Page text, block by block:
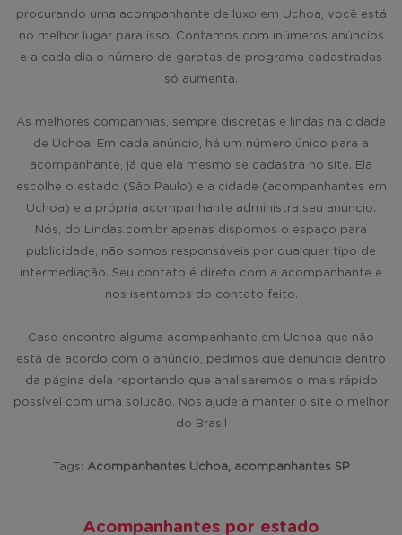
procurando uma acompanhante de luxo em Uchoa, você está
no melhor lugar para isso. Contamos com inúmeros anúncios
e a cada dia o número de garotas de programa cadastradas
só aumenta.
As melhores companhias, sempre discretas e lindas na cidade
de Uchoa. Em cada anúncio, há um número único para a
acompanhante, já que ela mesmo se cadastra no site. Ela
escolhe o estado (São Paulo) e a cidade (acompanhantes em
Uchoa) e a própria acompanhante administra seu anúncio.
Nós, do Lindas.com.br apenas dispomos o espaço para
publicidade, não somos responsáveis por qualquer tipo de
intermediação. Seu contato é direto com a acompanhante e
nos isentamos do contato feito.
Caso encontre alguma acompanhante em Uchoa que não
está de acordo com o anúncio, pedimos que denuncie dentro
da página dela reportando que analisaremos o mais rápido
possível com uma solução. Nos ajude a manter o site o melhor
do Brasil
Tags: Acompanhantes Uchoa, acompanhantes SP
Acompanhantes por estado